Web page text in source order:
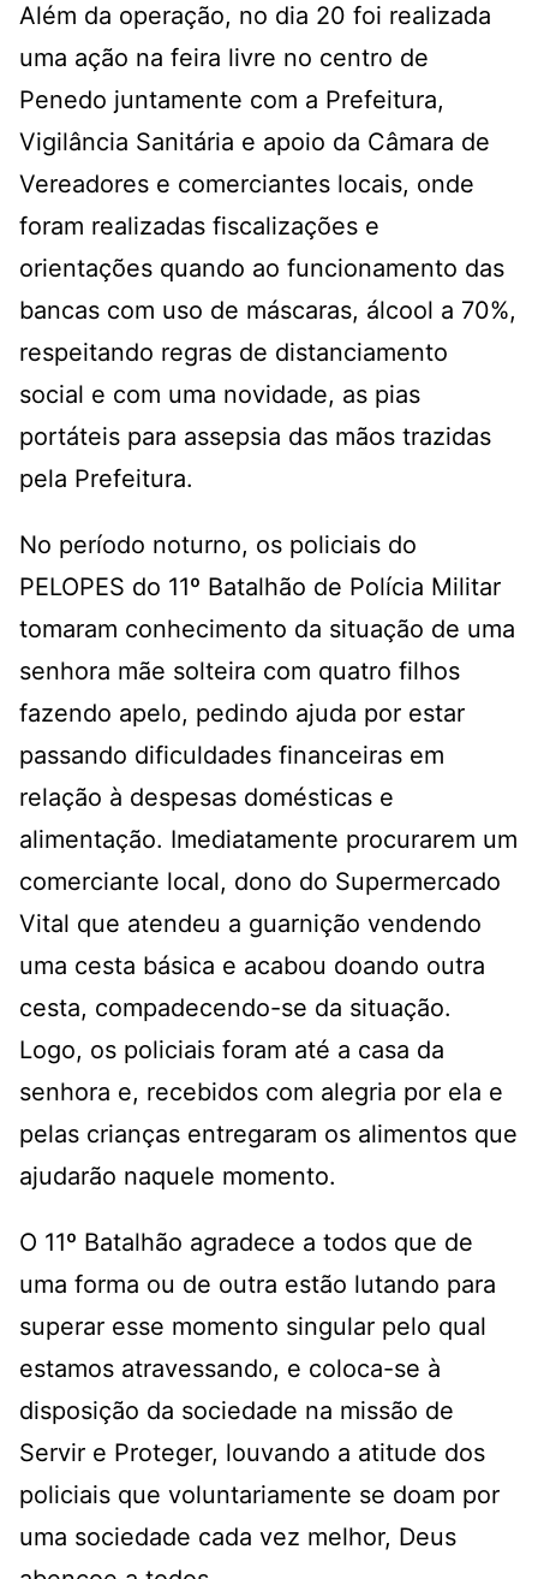
Além da operação, no dia 20 foi realizada
uma ação na feira livre no centro de
Penedo juntamente com a Prefeitura,
Vigilância Sanitária e apoio da Câmara de
Vereadores e comerciantes locais, onde
foram realizadas fiscalizações e
orientações quando ao funcionamento das
bancas com uso de máscaras, álcool a 70%,
respeitando regras de distanciamento
social e com uma novidade, as pias
portáteis para assepsia das mãos trazidas
pela Prefeitura.
No período noturno, os policiais do
PELOPES do 11º Batalhão de Polícia Militar
tomaram conhecimento da situação de uma
senhora mãe solteira com quatro filhos
fazendo apelo, pedindo ajuda por estar
passando dificuldades financeiras em
relação à despesas domésticas e
alimentação. Imediatamente procurarem um
comerciante local, dono do Supermercado
Vital que atendeu a guarnição vendendo
uma cesta básica e acabou doando outra
cesta, compadecendo-se da situação.
Logo, os policiais foram até a casa da
senhora e, recebidos com alegria por ela e
pelas crianças entregaram os alimentos que
ajudarão naquele momento.
O 11º Batalhão agradece a todos que de
uma forma ou de outra estão lutando para
superar esse momento singular pelo qual
estamos atravessando, e coloca-se à
disposição da sociedade na missão de
Servir e Proteger, louvando a atitude dos
policiais que voluntariamente se doam por
uma sociedade cada vez melhor, Deus